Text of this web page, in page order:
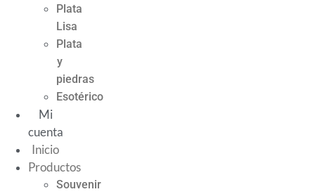
Plata
Lisa
Plata
y
piedras
Esotérico
Mi
cuenta
Inicio
Productos
Souvenir